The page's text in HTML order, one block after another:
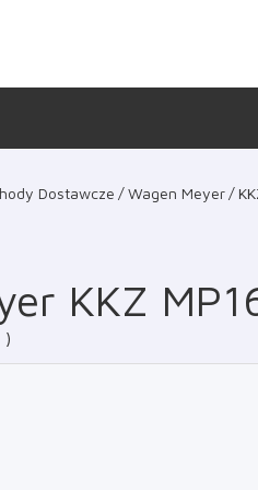
Dostawcze Wagen Meyer
KKZ